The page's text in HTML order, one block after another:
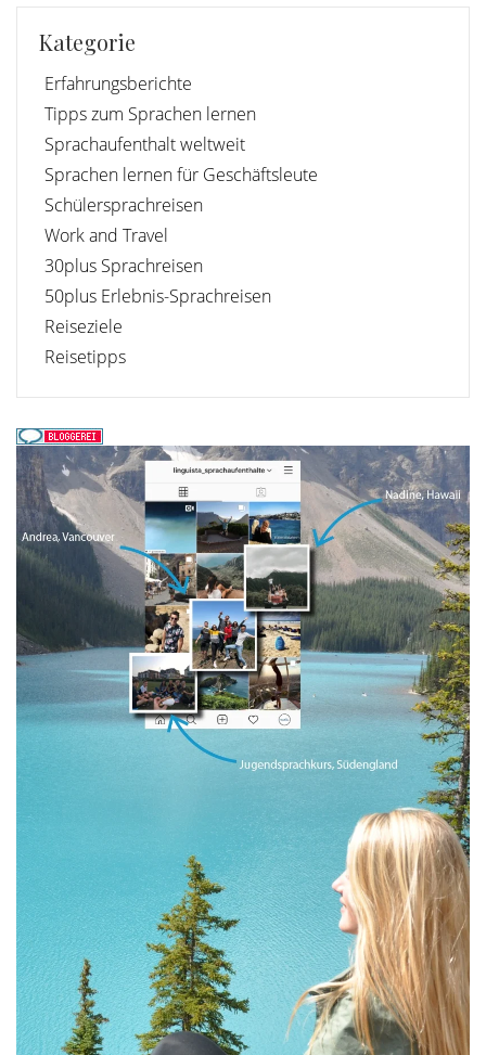
Kategorie
Erfahrungsberichte
Tipps zum Sprachen lernen
Sprachaufenthalt weltweit
Sprachen lernen für Geschäftsleute
Schülersprachreisen
Work and Travel
30plus Sprachreisen
50plus Erlebnis-Sprachreisen
Reiseziele
Reisetipps